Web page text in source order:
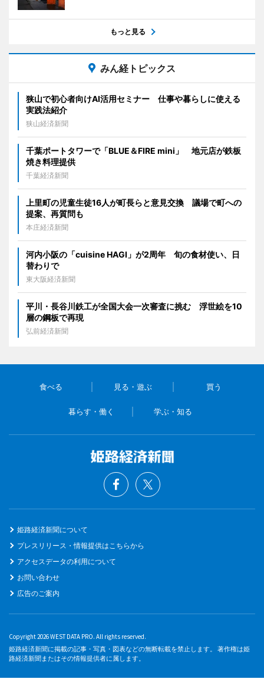
もっと見る
みん経トピックス
狭山で初心者向けAI活用セミナー 仕事や暮らしに使える
実践法紹介
狭山経済新聞
千葉ポートタワーで「BLUE＆FIRE mini」 地元店が鉄板
焼き料理提供
千葉経済新聞
上里町の児童生徒16人が町長らと意見交換 議場で町への
提案、再質問も
本庄経済新聞
河内小阪の「cuisine HAGI」が2周年 旬の食材使い、日
替わりで
東大阪経済新聞
平川・長谷川鉄工が全国大会一次審査に挑む 浮世絵を10
層の鋼板で再現
弘前経済新聞
食べる 見る・遊ぶ 買う
暮らす・働く 学ぶ・知る
姫路経済新聞について
プレスリリース・情報提供はこちらから
アクセスデータの利用について
お問い合わせ
広告のご案内
Copyright 2026 WEST DATA PRO. All rights reserved.
姫路経済新聞に掲載の記事・写真・図表などの無断転載を禁止します。 著作権は姫
路経済新聞またはその情報提供者に属します。